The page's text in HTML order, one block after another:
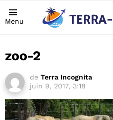
Menu
zoo-2
de Terra Incognita
juin 9, 2017, 3:18